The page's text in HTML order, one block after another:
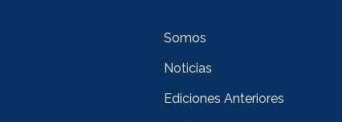
Somos
Noticias
Ediciones Anteriores